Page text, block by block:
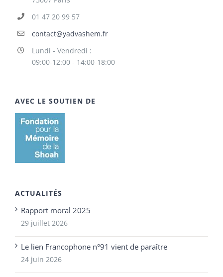
01 47 20 99 57
contact@yadvashem.fr
Lundi - Vendredi :
09:00-12:00 - 14:00-18:00
AVEC LE SOUTIEN DE
ACTUALITÉS
Rapport moral 2025
29 juillet 2026
Le lien Francophone n°91 vient de paraître
24 juin 2026